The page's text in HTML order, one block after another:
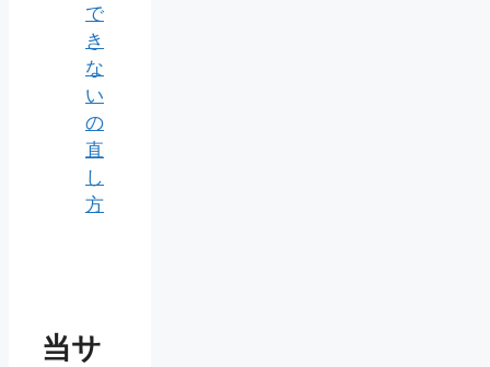
で
き
な
い
の
直
し
方
当サ